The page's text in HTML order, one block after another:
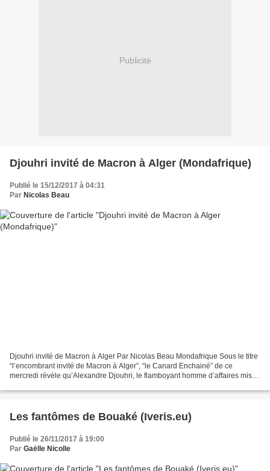
Publicité
Djouhri invité de Macron à Alger (Mondafrique)
Publié le 15/12/2017 à 04:31
Par Nicolas Beau
Djouhri invité de Macron à Alger Par Nicolas Beau Mondafrique Sous le titre
“l’encombrant invité de Macron à Alger”, “le Canard Enchainé” de ce
mercredi révèle qu’Alexandre Djouhri, le flamboyant homme d’affaires mis
Les fantômes de Bouaké (Iveris.eu)
Publié le 26/11/2017 à 19:00
Par Gaëlle Nicolle